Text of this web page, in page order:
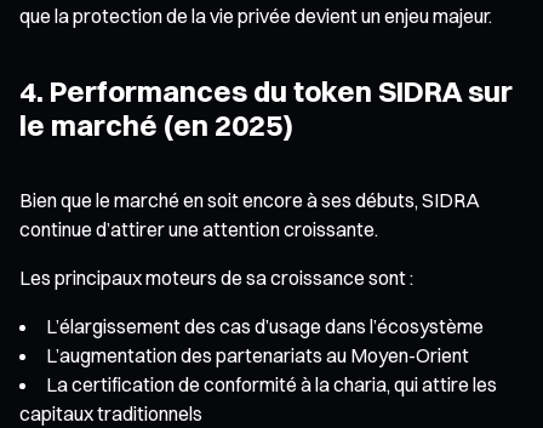
que la protection de la vie privée devient un enjeu majeur.
4. Performances du token SIDRA sur
le marché (en 2025)
Bien que le marché en soit encore à ses débuts, SIDRA
continue d’attirer une attention croissante.
Les principaux moteurs de sa croissance sont :
L’élargissement des cas d’usage dans l’écosystème
L’augmentation des partenariats au Moyen-Orient
La certification de conformité à la charia, qui attire les
capitaux traditionnels